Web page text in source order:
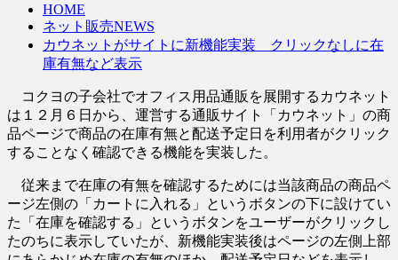
HOME
ネット販売NEWS
カウネットがサイトに新機能実装 クリックなしに在
庫有無など表示
コクヨの子会社でオフィス用品通販を展開するカウネット
は１２月６日から、運営する通販サイト「カウネット」の商
品ページで商品の在庫有無と配送予定日を利用者がクリック
することなく確認できる機能を実装した。
従来まで在庫の有無を確認するためには当該商品の商品ペ
ージ左側の「カートに入れる」というボタンの下に設けてい
た「在庫を確認する」というボタンをユーザーがクリックし
たのちに表示していたが、新機能実装後はページの左側上部